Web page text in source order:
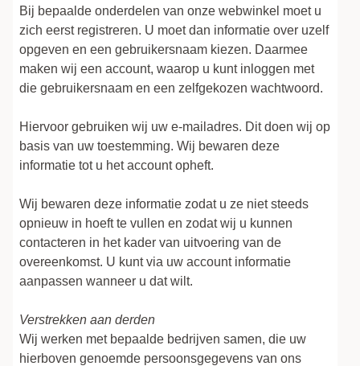
Bij bepaalde onderdelen van onze webwinkel moet u
zich eerst registreren. U moet dan informatie over uzelf
opgeven en een gebruikersnaam kiezen. Daarmee
maken wij een account, waarop u kunt inloggen met
die gebruikersnaam en een zelfgekozen wachtwoord.
Hiervoor gebruiken wij uw e-mailadres. Dit doen wij op
basis van uw toestemming. Wij bewaren deze
informatie tot u het account opheft.
Wij bewaren deze informatie zodat u ze niet steeds
opnieuw in hoeft te vullen en zodat wij u kunnen
contacteren in het kader van uitvoering van de
overeenkomst. U kunt via uw account informatie
aanpassen wanneer u dat wilt.
Verstrekken aan derden
Wij werken met bepaalde bedrijven samen, die uw
hierboven genoemde persoonsgegevens van ons